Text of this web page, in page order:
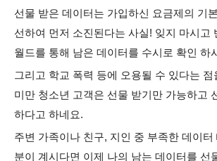
선물 받은 데이터는 가입하신 요금제의 기
선하여 먼저 소진된다는 사실! 잊지 마시고
월드를 통해 남은 데이터를 수시로 확인 하
그리고 학교 폭력 등에 오용될 수 있다는 점
미만 청소년 고객은 선물 받기만 가능하고
하다고 하네요.
주변 가족이나 친구, 지인 중 부족한 데이터
분이 계시다면 이제 나의 남는 데이터를 선